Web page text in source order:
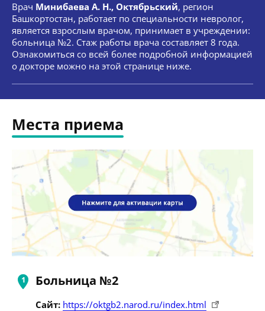
Врач Минибаева А. Н., Октябрьский, регион
Башкортостан, работает по специальности невролог,
является взрослым врачом, принимает в учреждении:
больница №2. Стаж работы врача составляет 8 года.
Ознакомиться со всей более подробной информацией
о докторе можно на этой странице ниже.
Места приема
Больница №2
Сайт: https://oktgb2.narod.ru/index.html